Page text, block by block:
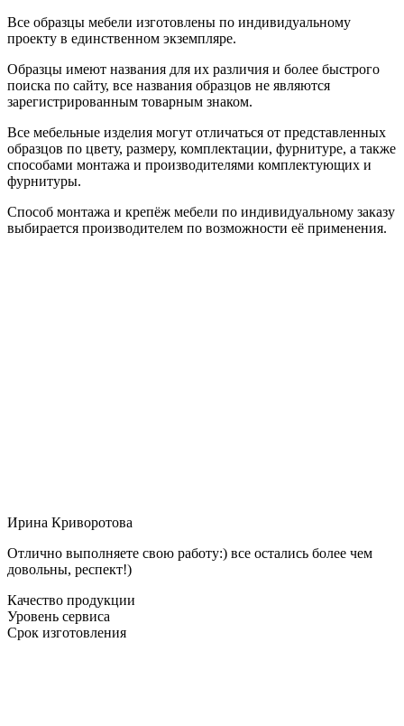
Все образцы мебели изготовлены по индивидуальному
проекту в единственном экземпляре.
Образцы имеют названия для их различия и более быстрого
поиска по сайту, все названия образцов не являются
зарегистрированным товарным знаком.
Все мебельные изделия могут отличаться от представленных
образцов по цвету, размеру, комплектации, фурнитуре, а также
способами монтажа и производителями комплектующих и
фурнитуры.
Способ монтажа и крепёж мебели по индивидуальному заказу
выбирается производителем по возможности её применения.
Ирина Криворотова
Отлично выполняете свою работу:) все остались более чем
довольны, респект!)
Качество продукции
Уровень сервиса
Срок изготовления